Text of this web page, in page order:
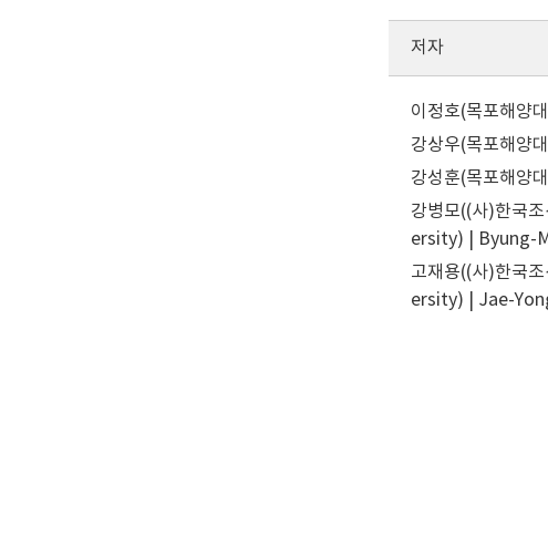
저자
이정호(목포해
강상우(목포해
강성훈(목포해
강병모((사)한국
ersity) | Byung-
고재용((사)한국
ersity) | Jae-